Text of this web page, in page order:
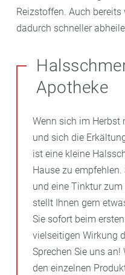
Reizstoffen. Auch
dadurch schneller
Apotheke
Wenn sich im Herbst
und sich die
ist eine kleine
Hause zu
und eine Tinktur zum
stellt Ihnen gern
Sie sofort beim
vielseitigen Wirkung
Sprechen Sie uns an!
den einzelnen